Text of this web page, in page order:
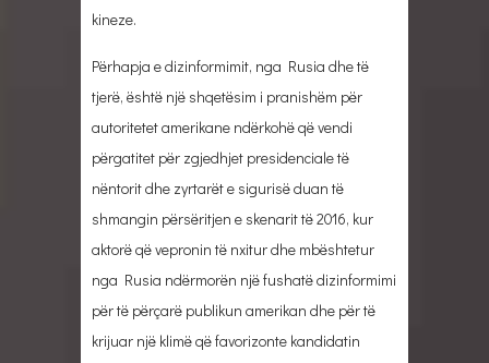
kineze.
Përhapja e dizinformimit, nga Rusia dhe të
tjerë, është një shqetësim i pranishëm për
autoritetet amerikane ndërkohë që vendi
përgatitet për zgjedhjet presidenciale të
nëntorit dhe zyrtarët e sigurisë duan të
shmangin përsëritjen e skenarit të 2016, kur
aktorë që vepronin të nxitur dhe mbështetur
nga Rusia ndërmorën një fushatë dizinformimi
për të përçarë publikun amerikan dhe për të
krijuar një klimë që favorizonte kandidatin